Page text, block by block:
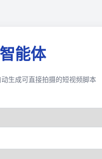
能体
生成可直接拍摄的短视频脚本